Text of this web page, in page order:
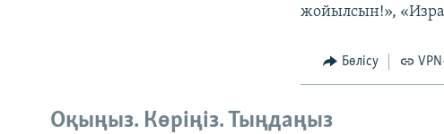
жойылсын!»,
Бөлісу
Оқыңыз. Көріңіз. Тыңдаңыз